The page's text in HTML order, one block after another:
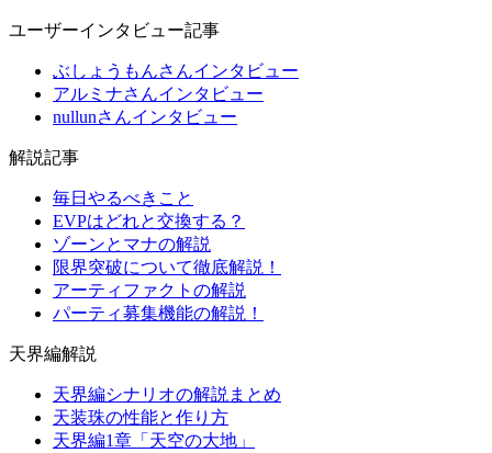
ユーザーインタビュー記事
ぶしょうもんさんインタビュー
アルミナさんインタビュー
nullunさんインタビュー
解説記事
毎日やるべきこと
EVPはどれと交換する？
ゾーンとマナの解説
限界突破について徹底解説！
アーティファクトの解説
パーティ募集機能の解説！
天界編解説
天界編シナリオの解説まとめ
天装珠の性能と作り方
天界編1章「天空の大地」